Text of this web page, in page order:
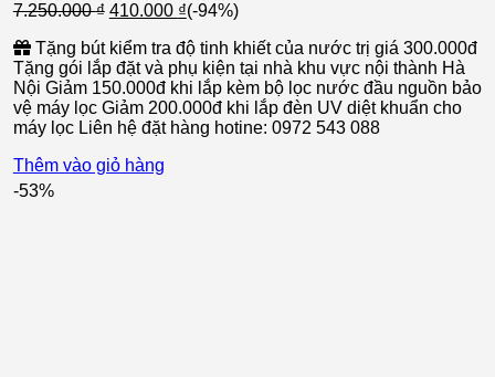
7.250.000₫ Giá
là:
7.250.000 ₫.
410.000 ₫Giá
tại
là:
410.000 ₫.
(-94%)
Tặng bút kiểm tra độ tinh khiết của nước trị giá 300.000đ
Tặng gói lắp đặt và phụ kiện tại nhà khu vực nội thành Hà
Nội Giảm 150.000đ khi lắp kèm bộ lọc nước đầu nguồn bảo
vệ máy lọc Giảm 200.000đ khi lắp đèn UV diệt khuẩn cho
máy lọc Liên hệ đặt hàng hotine: 0972 543 088
Thêm vào giỏ hàng
-53%